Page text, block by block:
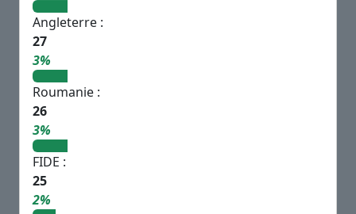
Angleterre :
27
3%
Roumanie :
26
3%
FIDE :
25
2%